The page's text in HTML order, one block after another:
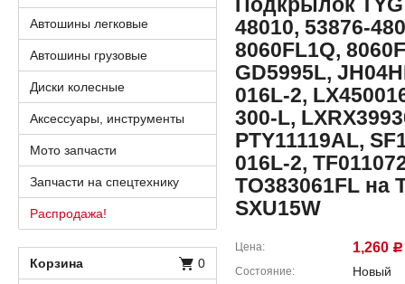
48010, 53876-
8060FL1Q,
GD5995L,
016L-2,
300-L,
PTY11119AL,
016L-2,
TO383061FL на
SXU15W
Цена 1,260 Р
Состояние Новый
Автошины легковые
Автошины грузовые
Диски колесные
Аксессуары, инструменты
Мото запчасти
Запчасти на спецтехнику
Распродажа!
Корзина 0